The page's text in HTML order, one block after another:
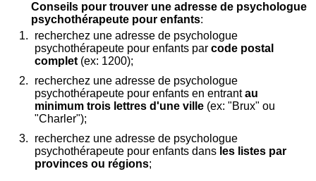
Conseils pour trouver une adresse de psychologue
psychothérapeute pour enfants:
recherchez une adresse de psychologue
psychothérapeute pour enfants parcode postal
complet (ex: 1200);
recherchez une adresse de psychologue
psychothérapeute pour enfants en entrantau
minimum trois lettres d'une ville (ex: "Brux" ou
"Charler");
recherchez une adresse de psychologue
psychothérapeute pour enfants dans les listes par
provinces ou régions;